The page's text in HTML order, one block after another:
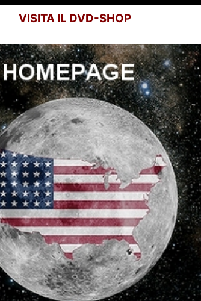
VISITA IL DVD-SHOP